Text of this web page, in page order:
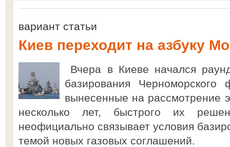
вариант статьи
Киев переходит на азбуку
Вчера в Киеве начался
базирования
вынесенные на рассмотрение
несколько лет, быстрого их
неофициально связывает условия
темой новых газовых соглашений.